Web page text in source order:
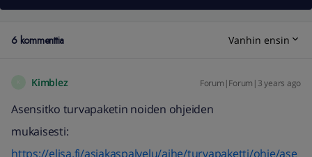
6 kommenttia Vanhin ensin
Kimblez Forum|Forum|3 years ago
Asensitko turvapaketin noiden ohjeiden
mukaisesti:
https://elisa.fi/asiakaspalvelu/aihe/turvapaketti/ohje/ase